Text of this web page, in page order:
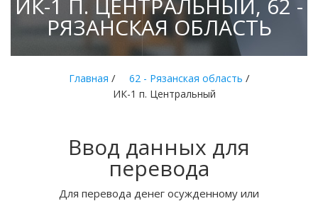
ИК-1 П. ЦЕНТРАЛЬНЫЙ, 62 -
РЯЗАНСКАЯ ОБЛАСТЬ
Главная / 62 - Рязанская область /
ИК-1 п. Центральный
Ввод данных для
перевода
Для перевода денег осужденному или